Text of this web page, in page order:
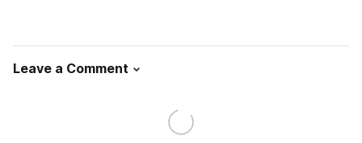
Leave a Comment